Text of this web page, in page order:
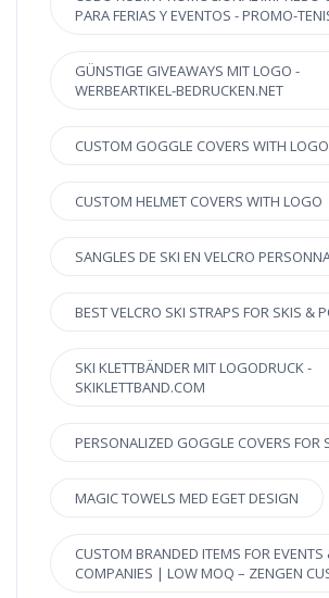
PARA FERIAS Y EVENTOS - PROMO-
GÜNSTIGE GIVEAWAYS MIT LOGO -
WERBEARTIKEL-BEDRUCKEN.NET
CUSTOM GOGGLE COVERS WITH LOGO
CUSTOM HELMET COVERS WITH LOGO
SANGLES DE SKI EN VELCRO
BEST VELCRO SKI STRAPS FOR SKIS &
SKI KLETTBÄNDER MIT LOGODRUCK -
SKIKLETTBAND.COM
PERSONALIZED GOGGLE COVERS FOR
MAGIC TOWELS MED EGET DESIGN
CUSTOM BRANDED ITEMS FOR EVENTS
COMPANIES | LOW MOQ – ZENGEN